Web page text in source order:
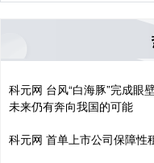
科元网 台风“白海豚”完成眼
未来仍有奔向我国的可能
科元网 首单上市公司保障性